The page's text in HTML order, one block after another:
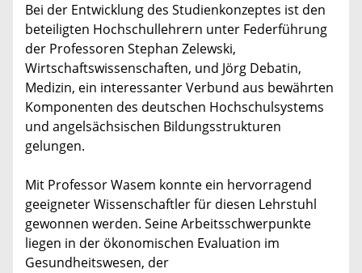
Bei der Entwicklung des Studienkonzeptes ist den
beteiligten Hochschullehrern unter Federführung
der Professoren Stephan Zelewski,
Wirtschaftswissenschaften, und Jörg Debatin,
Medizin, ein interessanter Verbund aus bewährten
Komponenten des deutschen Hochschulsystems
und angelsächsischen Bildungsstrukturen
gelungen.
Mit Professor Wasem konnte ein hervorragend
geeigneter Wissenschaftler für diesen Lehrstuhl
gewonnen werden. Seine Arbeitsschwerpunkte
liegen in der ökonomischen Evaluation im
Gesundheitswesen, der